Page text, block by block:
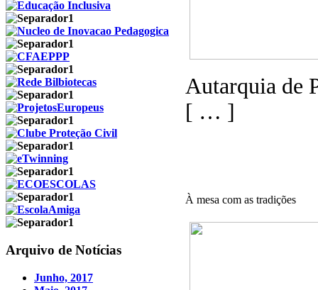
Autarquia de
[ … ]
À mesa com as tradições
Arquivo de Notícias
Junho, 2017